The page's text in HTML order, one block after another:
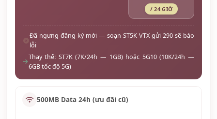
/ 24 GIỜ
Đã ngưng đăng ký mới — soạn ST5K VTX gửi 290 sẽ báo
lỗi
Thay thế: ST7K (7K/24h — 1GB) hoặc 5G10 (10K/24h —
6GB tốc độ 5G)
500MB Data 24h (ưu đãi cũ)